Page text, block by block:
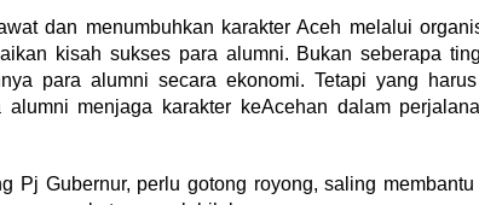
dan menumbuhkan karakter Aceh melalui
kisah sukses para alumni. Bukan seberapa
para alumni secara ekonomi. Tetapi yang
menjaga karakter keAcehan dalam
Pj Gubernur, perlu gotong royong, saling